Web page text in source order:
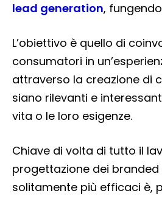
lead generation,
L’obiettivo è quello di
consumatori in
attraverso la creazione di
siano rilevanti e
vita o le loro esigenze.
Chiave di volta di tutto il
progettazione dei
solitamente più efficaci è,